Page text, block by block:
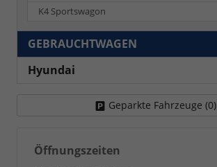
K4 Sportswagon
GEBRAUCHTWAGEN
Hyundai
Geparkte Fahrzeuge (0)
Öffnungszeiten